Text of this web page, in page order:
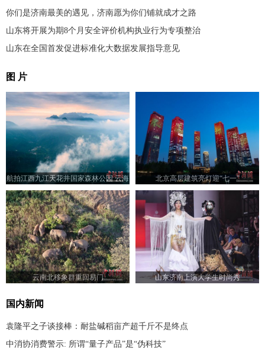
你们是济南最美的遇见，济南愿为你们铺就成才之路
山东将开展为期8个月安全评价机构执业行为专项整治
山东在全国首发促进标准化大数据发展指导意见
图 片
航拍江西九江天花井国家森林公园 云海
翻腾景色壮美
北京高层建筑亮灯迎“七一”
云南北移象群重回易门 山东济南上演大学生时尚秀
国内新闻
袁隆平之子谈接棒：耐盐碱稻亩产超千斤不是终点
中消协消费警示: 所谓“量子产品”是“伪科技”